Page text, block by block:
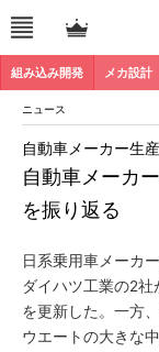
組み込み開発 メカ設計
ニュース
自動車メーカ
を振り返る
自動車メーカー生
日系乗用車メーカ
ダイハツ工業の2
を更新した。一方
ウエートの大きな